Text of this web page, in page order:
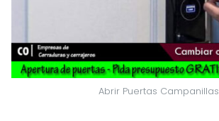
Abrir Puertas Campanillas